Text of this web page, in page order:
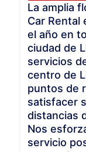
La amplia
Car Rental
el año en
ciudad de
servicios
centro de
puntos de
satisfacer
distancias
Nos
servicio